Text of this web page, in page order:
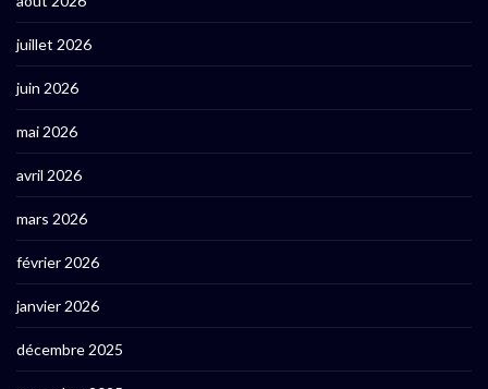
juillet 2026
juin 2026
mai 2026
avril 2026
mars 2026
février 2026
janvier 2026
décembre 2025